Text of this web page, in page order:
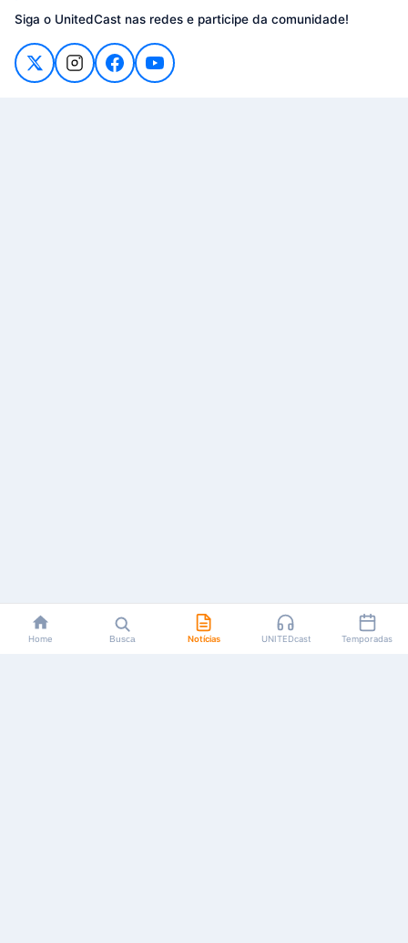
Siga o UnitedCast nas redes e participe da comunidade!
Home Busca Notícias UNITEDcast Temporadas